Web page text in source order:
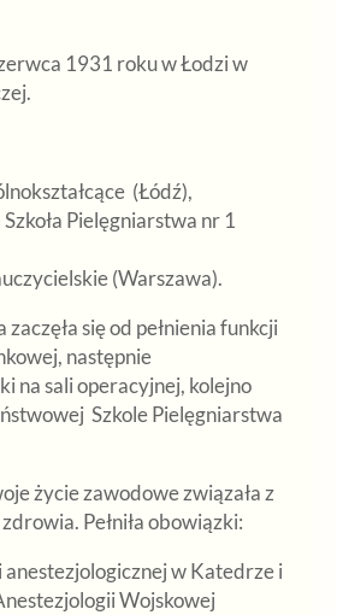
1931 roku w Łodzi w
(Łódź),
Pielęgniarstwa nr 1
(Warszawa).
się od pełnienia funkcji
następnie
na sali operacyjnej, kolejno
Szkole Pielęgniarstwa
życie zawodowe związała z
Pełniła obowiązki:
w Katedrze i
Wojskowej